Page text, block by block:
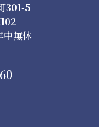
301-5
無休